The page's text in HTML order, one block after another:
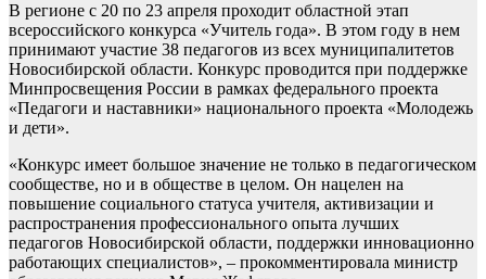
В регионе с 20 по 23 апреля проходит областной этап
всероссийского конкурса «Учитель года». В этом году в нем
принимают участие 38 педагогов из всех муниципалитетов
Новосибирской области. Конкурс проводится при поддержке
Минпросвещения России в рамках федерального проекта
«Педагоги и наставники» национального проекта «Молодежь
и дети».
«Конкурс имеет большое значение не только в педагогическом
сообществе, но и в обществе в целом. Он нацелен на
повышение социального статуса учителя, активизации и
распространения профессионального опыта лучших
педагогов Новосибирской области, поддержки инновационно
работающих специалистов», – прокомментировала министр